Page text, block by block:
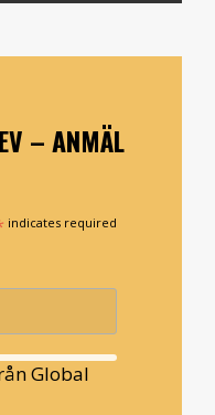
– ANMÄL
indicates required
Global